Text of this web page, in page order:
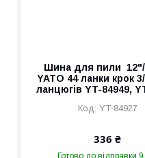
Шина для пили 12"/
YATO 44 ланки крок
ланцюгів YT-84949,
YT-84927
336 ₴
Готово до відправки 9